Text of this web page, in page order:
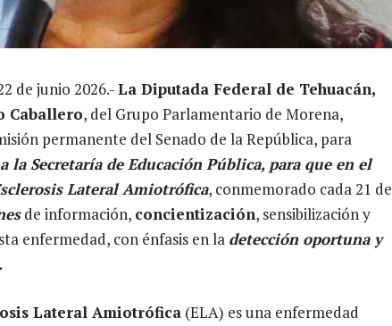
de junio 2026.-La Diputada Federal de Tehuacán,
Caballero, del Grupo Parlamentario de Morena,
permanente del Senado de la República, para
la Secretaría de Educación Pública, para que en el
Lateral Amiotrófica, conmemorado cada 21 de
de información, concientización, sensibilización y
enfermedad, con énfasis en la detección oportuna y
Lateral Amiotrófica (ELA) es una enfermedad